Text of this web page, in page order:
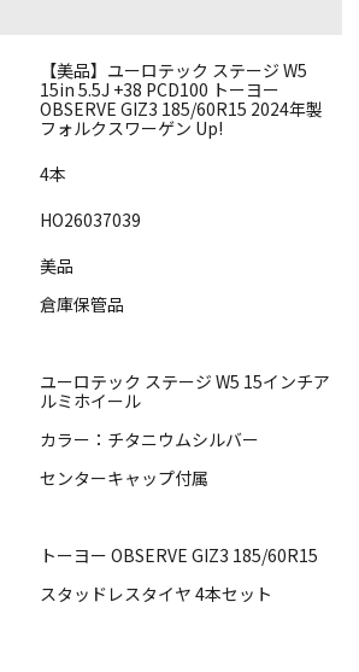
【美品】ユーロテック ステージ W5
15in 5.5J +38 PCD100 トーヨー
OBSERVE GIZ3 185/60R15 2024年製
フォルクスワーゲン Up!
4本
HO26037039
美品
倉庫保管品
ユーロテック ステージ W5 15インチア
ルミホイール
カラー：チタニウムシルバー
センターキャップ付属
トーヨー OBSERVE GIZ3 185/60R15
スタッドレスタイヤ 4本セット